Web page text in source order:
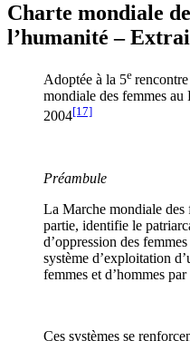
Charte mondiale
l’humanité –
Adoptée à la 5e
mondiale des femmes
2004[17]
Préambule
La Marche mondiale des
partie, identifie le
d’oppression des
système d’exploitation
femmes et d’hommes
Ces systèmes se